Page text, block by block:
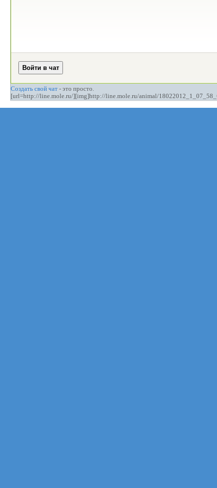
Создать свой чат - это просто.
[url=http://line.mole.ru/][img]http://line.mole.ru/animal/